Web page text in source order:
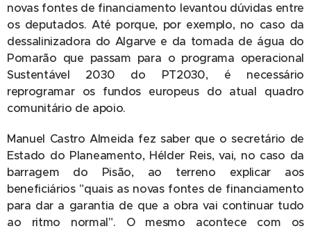
novas fontes de financiamento levantou dúvidas entre
os deputados. Até porque, por exemplo, no caso da
dessalinizadora do Algarve e da tomada de água do
Pomarão que passam para o programa operacional
Sustentável 2030 do PT2030, é necessário
reprogramar os fundos europeus do atual quadro
comunitário de apoio.
Manuel Castro Almeida fez saber que o secretário de
Estado do Planeamento, Hélder Reis, vai, no caso da
barragem do Pisão, ao terreno explicar aos
beneficiários "quais as novas fontes de financiamento
para dar a garantia de que a obra vai continuar tudo
ao ritmo normal". O mesmo acontece com os